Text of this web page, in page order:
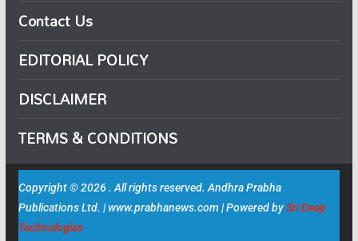
Contact Us
EDITORIAL POLICY
DISCLAIMER
TERMS & CONDITIONS
Copyright © 2026 . All rights reserved. Andhra Prabha
Publications Ltd. | www.prabhanews.com | Powered bySri Deep
Technologies